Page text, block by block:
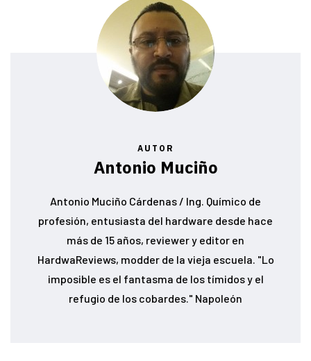
AUTOR
Antonio Muciño
Antonio Muciño Cárdenas / Ing. Químico de
profesión, entusiasta del hardware desde hace
más de 15 años, reviewer y editor en
HardwaReviews, modder de la vieja escuela. "Lo
imposible es el fantasma de los tímidos y el
refugio de los cobardes." Napoleón